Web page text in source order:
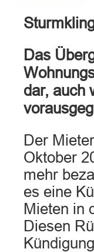
Das
dar, auch
Der
Oktober
mehr
es eine
Mieten in
Diesen